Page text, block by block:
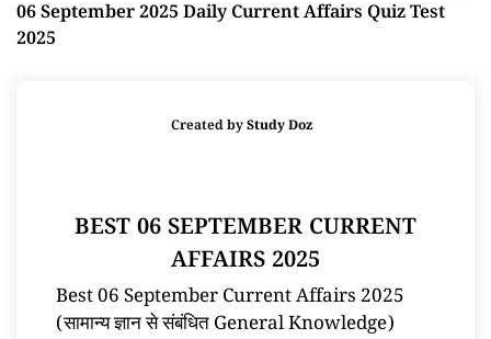
06 September 2025 Daily Current Affairs Quiz Test
2025
Created byStudy Doz
BEST 06 SEPTEMBER CURRENT
AFFAIRS 2025
Best 06 September Current Affairs 2025
(सामान्य ज्ञान से संबंधित General Knowledge)